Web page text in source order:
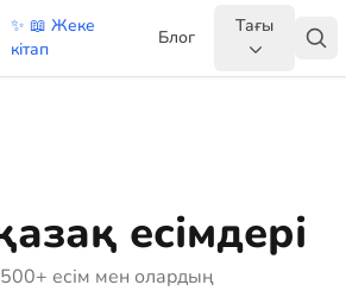
✨ 📖 Жеке
кітап
Блог
Тағы
есімдері
есім мен олардың